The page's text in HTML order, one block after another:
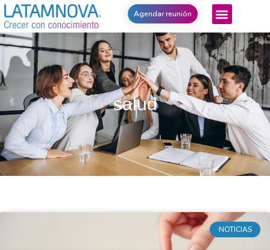
Agendar reunión
salud
NOTICIAS